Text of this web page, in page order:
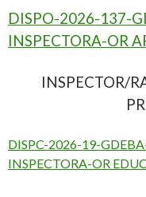
DISPO-2026-137-
INSPECTORA-OR
INSPECTOR/
DISPC-2026-19-
INSPECTORA-OR